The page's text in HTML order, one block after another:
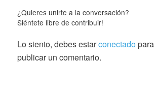
¿Quieres unirte a la conversación?
Siéntete libre de contribuir!
Lo siento, debes estarconectadopara
publicar un comentario.